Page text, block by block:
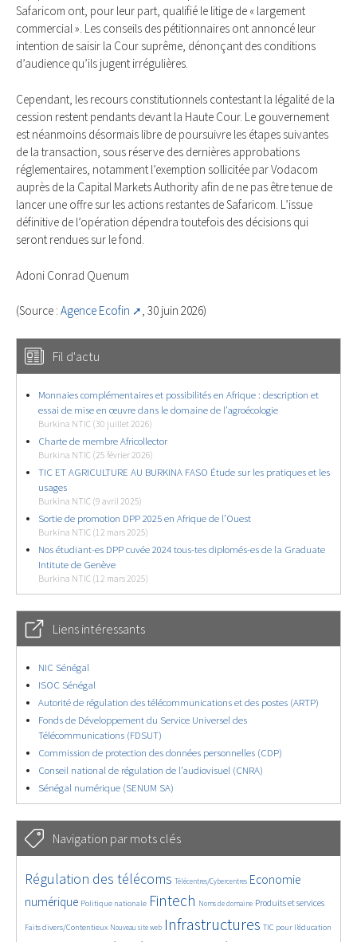
Safaricom ont, pour leur part, qualifié le litige de « largement
commercial ». Les conseils des pétitionnaires ont annoncé leur
intention de saisir la Cour suprême, dénonçant des conditions
d’audience qu’ils jugent irrégulières.
Cependant, les recours constitutionnels contestant la légalité de la
cession restent pendants devant la Haute Cour. Le gouvernement
est néanmoins désormais libre de poursuivre les étapes suivantes
de la transaction, sous réserve des dernières approbations
réglementaires, notamment l’exemption sollicitée par Vodacom
auprès de la Capital Markets Authority afin de ne pas être tenue de
lancer une offre sur les actions restantes de Safaricom. L’issue
définitive de l’opération dépendra toutefois des décisions qui
seront rendues sur le fond.
Adoni Conrad Quenum
(Source : Agence Ecofin , 30 juin 2026)
Fil d'actu
Monnaies complémentaires et possibilités en Afrique : description et
essai de mise en œuvre dans le domaine de l’agroécologie
Burkina NTIC (30 juillet 2026)
Charte de membre Africollector
Burkina NTIC (25 février 2026)
TIC ET AGRICULTURE AU BURKINA FASO Étude sur les pratiques et les
usages
Burkina NTIC (9 avril 2025)
Sortie de promotion DPP 2025 en Afrique de l’Ouest
Burkina NTIC (12 mars 2025)
Nos étudiant-es DPP cuvée 2024 tous-tes diplomés-es de la Graduate
Intitute de Genève
Burkina NTIC (12 mars 2025)
Liens intéressants
NIC Sénégal
ISOC Sénégal
Autorité de régulation des télécommunications et des postes (ARTP)
Fonds de Développement du Service Universel des
Télécommunications (FDSUT)
Commission de protection des données personnelles (CDP)
Conseil national de régulation de l’audiovisuel (CNRA)
Sénégal numérique (SENUM SA)
Navigation par mots clés
4583/5750
Régulation des télécoms
352/5750 Télécentres/Cybercentres
3631/5750
Economie
numérique
1845/5750 Politique nationale
5278/5750 Fintech
628/5750 Noms de domaine
2265/5750 Produits et services
1548/5750
Faits divers/Contentieux Nouveau site web Infrastructures TIC pour l’éducation